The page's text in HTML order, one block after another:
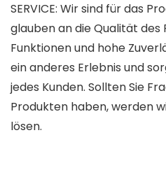
SERVICE: Wir sind für das
glauben an die Qualität des
Funktionen und hohe
ein anderes Erlebnis und
jedes Kunden. Sollten Sie
Produkten haben, werden
lösen.